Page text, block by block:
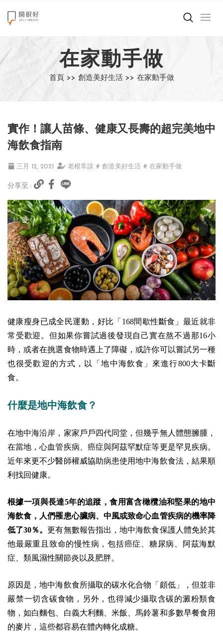
來點正能量
世界在想什麼
創造美好生活
職場商業經濟
影片專區
關於我們
在家動手做
首頁 >> 創造美好生活 >> 在家動手做
實作！讓人苗條、健康又長壽的超完美地中
海飲食指南
三月 12, 2021 老根常談 # 創造美好生活 # 在家動手做
分享至 :
健康瘦身已成全民運動，好比「168間歇性斷食」最近就非
常受歡迎。但如果你嘗試過後發現自己實在熬不過那16小
時，或者在挑選食物時遇上了障礙，或許你可以嘗試另一種
也很受歡迎的方式，以「地中海飲食」來進行800大卡斷
食。
什麼是地中海飲食？
在地中海沿岸，家家戶戶四代同堂，但幾乎無人體態臃腫，
在當地，心血管疾病、癌症與阿茲罕默症等更是罕見疾病。
近年來更不少醫師權威協助病患使用地中海飲食法，結果順
利找回健康。
根據一項與長達5年的追蹤，食用富含橄欖油和堅果的地中
海飲食，人們罹患心臟病、中風或致命心血管疾病的機率降
低了30％。更有無數報告指出，地中海飲食保護人體免於其
他最嚴重且致命的慢性病，包括癌症、糖尿病、阿茲海默
症、類風濕性關節炎以及肥胖。
原因是，地中海飲食所攝取的碳水化合物「頗低」，但並非
嚴禁一切含碳食物，另外，也得減少攝取含碳的澱粉類食
物，如白麵包、白義大利麵、米飯、馬鈴薯和多數早餐食用
的麥片，這些都容易在體內轉化成糖。